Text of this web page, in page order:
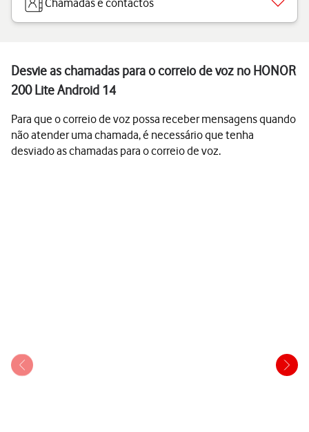
Chamadas e contactos
Desvie as chamadas para o correio de voz no HONOR
200 Lite Android 14
Para que o correio de voz possa receber mensagens quando
não atender uma chamada, é necessário que tenha
desviado as chamadas para o correio de voz.